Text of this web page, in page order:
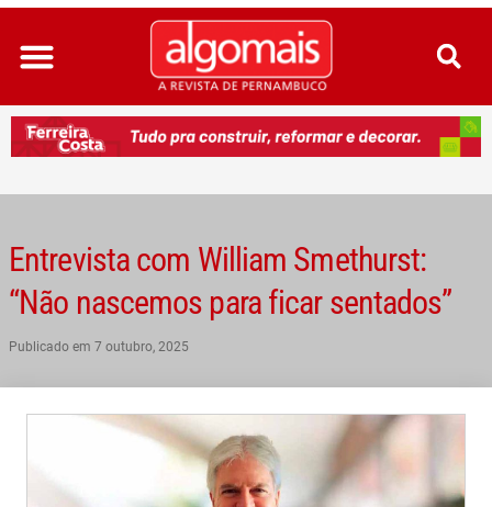
Ir
para
conteúdo
Entrevista com William Smethurst:
“Não nascemos para ficar sentados”
Publicado em 7 outubro, 2025